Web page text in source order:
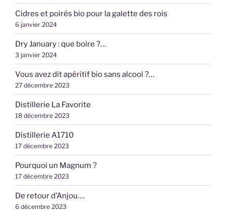
Cidres et poirés bio pour la galette des rois
6 janvier 2024
Dry January : que boire ?…
3 janvier 2024
Vous avez dit apéritif bio sans alcool ?…
27 décembre 2023
Distillerie La Favorite
18 décembre 2023
Distillerie A1710
17 décembre 2023
Pourquoi un Magnum ?
17 décembre 2023
De retour d’Anjou….
6 décembre 2023